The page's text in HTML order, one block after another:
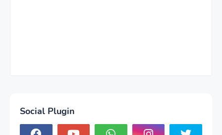
Social Plugin